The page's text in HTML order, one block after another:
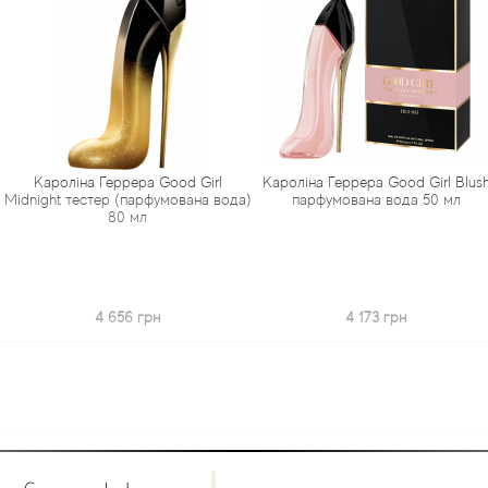
Good Girl
(парфумована вода)
Кароліна Геррера Good Girl Blush
парфумована вода 50 мл
Кароліна
Elixir